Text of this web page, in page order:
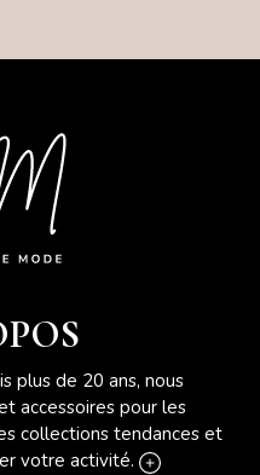
plus de 20 ans, nous
accessoires pour les
collections tendances et
votre activité.